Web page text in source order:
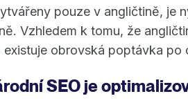
pouze v angličtině, je
Vzhledem k tomu, že
existuje obrovská poptávka po
SEO je